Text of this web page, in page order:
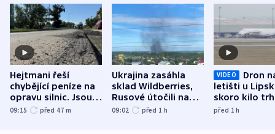
Hejtmani řeší
chybějící peníze na
opravu silnic. Jsou
nenárokové, namítá
09:15 před 47 m
Ukrajina zasáhla
sklad Wildberries,
Rusové útočili na
trh, hasiče či
09:02 před 1 h
VIDEO
Dron
letišti u
skoro kilo
indicie
před 1h